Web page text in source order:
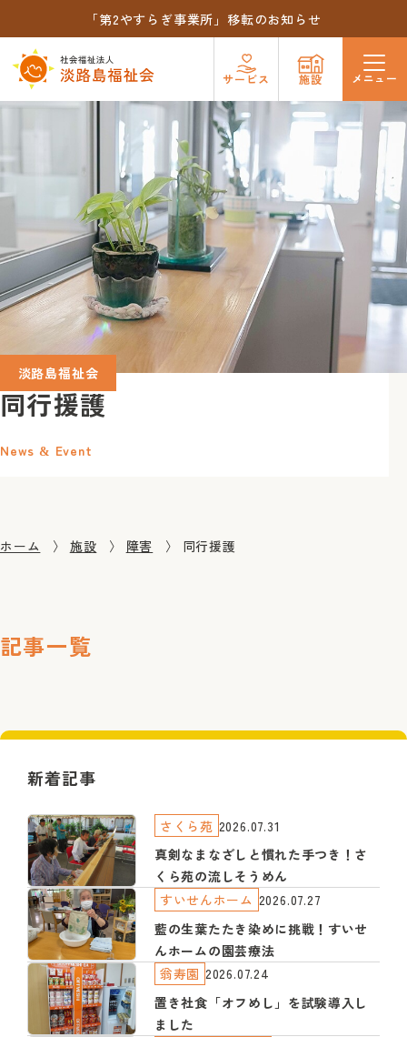
「第2やすらぎ事業所」移転のお知らせ
サービス 施設 メニュー
同行援護
News & Event
淡路島福祉会
ホーム 施設 障害 同行援護
記事一覧
新着記事
真剣なまなざしと慣れた手つき！さ
くら苑の流しそうめん
さくら苑 2026.07.31
藍の生葉たたき染めに挑戦！すいせ
んホームの園芸療法
すいせんホーム 2026.07.27
置き社食「オフめし」を試験導入し
ました
翁寿園 2026.07.24